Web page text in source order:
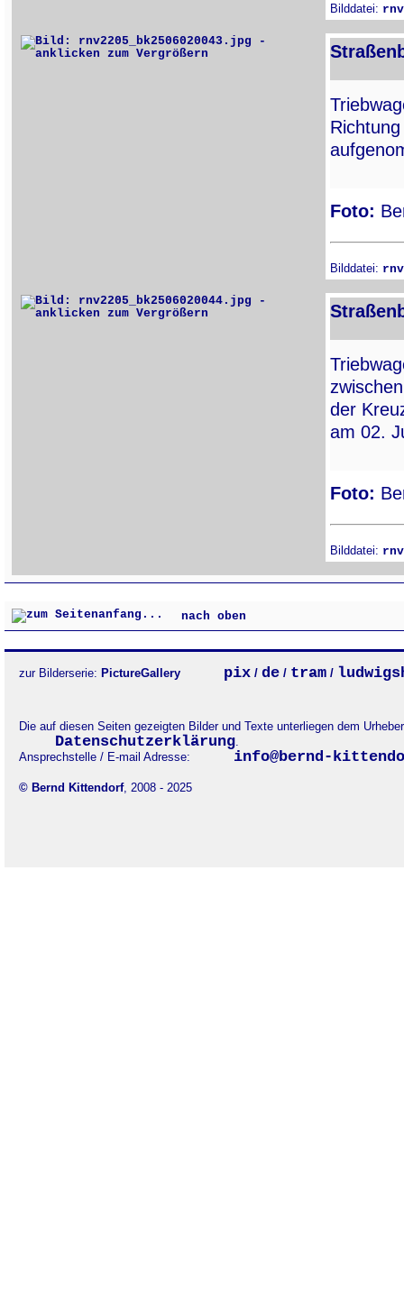
Bilddatei:
Foto:
Bilddatei:
der
am 02.
Foto:
Bilddatei:
nach oben
zur Bilderserie: PictureGallery pix / de / tram /
Die auf diesen Seiten gezeigten Bilder und Texte unterliegen dem
Datenschutzerklärung.
Ansprechstelle / E-mail Adresse:
info@bernd-
© Bernd Kittendorf, 2008 - 2025